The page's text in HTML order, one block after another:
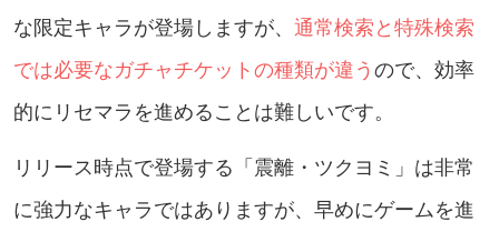
な限定キャラが登場しますが、 通常検索と特殊検索
では必要なガチャチケットの種類が違うので、効率
的にリセマラを進めることは難しいです。
リリース時点で登場する「震離・ツクヨミ」は非常
に強力なキャラではありますが、早めにゲームを進